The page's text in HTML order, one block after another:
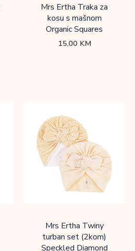
Mrs Ertha Traka za
kosu s mašnom
Organic Squares
15,00 KM
Mrs Ertha Twiny
turban set (2kom)
Speckled Diamond